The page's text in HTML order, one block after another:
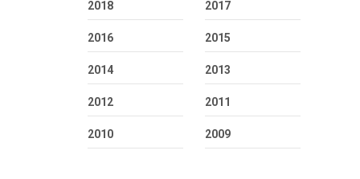
2018 2017
2016 2015
2014 2013
2012 2011
2010 2009